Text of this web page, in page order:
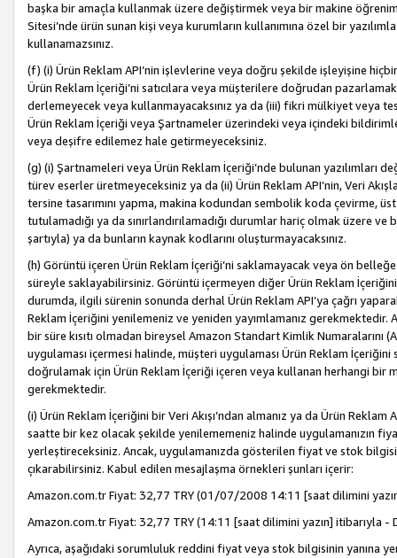
başka bir amaçla kullanmak üzere değiştirmek veya bir makine
Sitesi’nde ürün sunan kişi veya kurumların kullanımına özel bir
kullanamazsınız.
(f) (i) Ürün Reklam API’nin işlevlerine veya doğru şekilde işleyişine
Ürün Reklam İçeriği’ni satıcılara veya müşterilere doğrudan
derlemeyecek veya kullanmayacaksınız ya da (iii) fikri mülkiyet veya
Ürün Reklam İçeriği veya Şartnameler üzerindeki veya içindeki
veya deşifre edilemez hale getirmeyeceksiniz.
(g) (i) Şartnameleri veya Ürün Reklam İçeriği’nde bulunan
türev eserler üretmeyeceksiniz ya da (ii) Ürün Reklam API’nin, Veri
tersine tasarımını yapma, makina kodundan sembolik koda çevirme,
tutulamadığı ya da sınırlandırılamadığı durumlar hariç olmak üzere
şartıyla) ya da bunların kaynak kodlarını oluşturmayacaksınız.
(h) Görüntü içeren Ürün Reklam İçeriği’ni saklamayacak veya ön
süreyle saklayabilirsiniz. Görüntü içermeyen diğer Ürün Reklam
durumda, ilgili sürenin sonunda derhal Ürün Reklam API’ya çağrı
Reklam İçeriğini yenilemeniz ve yeniden yayımlamanız gerekmektedir.
bir süre kısıtı olmadan bireysel Amazon Standart Kimlik Numaralarını
uygulaması içermesi halinde, müşteri uygulaması Ürün Reklam
doğrulamak için Ürün Reklam İçeriği içeren veya kullanan herhangi bir
gerekmektedir.
(i) Ürün Reklam İçeriğini bir Veri Akışı’ndan almanız ya da Ürün
saatte bir kez olacak şekilde yenilememeniz halinde uygulamanızın
yerleştireceksiniz. Ancak, uygulamanızda gösterilen fiyat ve stok
çıkarabilirsiniz. Kabul edilen mesajlaşma örnekleri şunları içerir:
Amazon.com.tr Fiyat: 32,77 TRY (01/07/2008 14:11 [saat dilimini
Amazon.com.tr Fiyat: 32,77 TRY (14:11 [saat dilimini yazın] itibarıyla -
Ayrıca, aşağıdaki sorumluluk reddini fiyat veya stok bilgisinin yanına